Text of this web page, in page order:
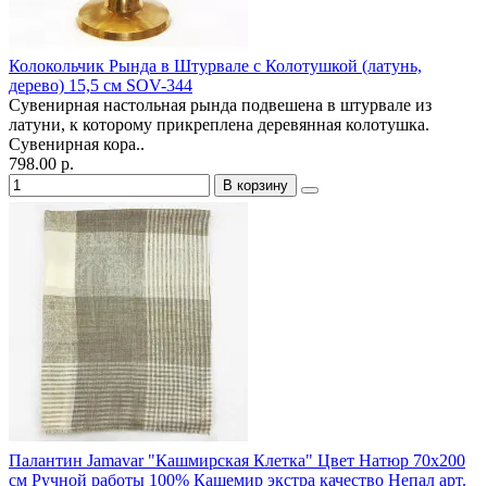
Колокольчик Рында в Штурвале с Колотушкой (латунь,
дерево) 15,5 см SOV-344
Сувенирная настольная рында подвешена в штурвале из
латуни, к которому прикреплена деревянная колотушка.
Сувенирная кора..
798.00 р.
В корзину
Палантин Jamavar "Кашмирская Клетка" Цвет Натюр 70х200
см Ручной работы 100% Кашемир экстра качество Непал арт.